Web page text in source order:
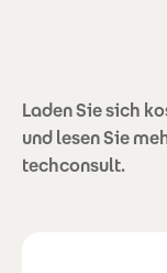
Laden Sie sich
und lesen Sie
techconsult.